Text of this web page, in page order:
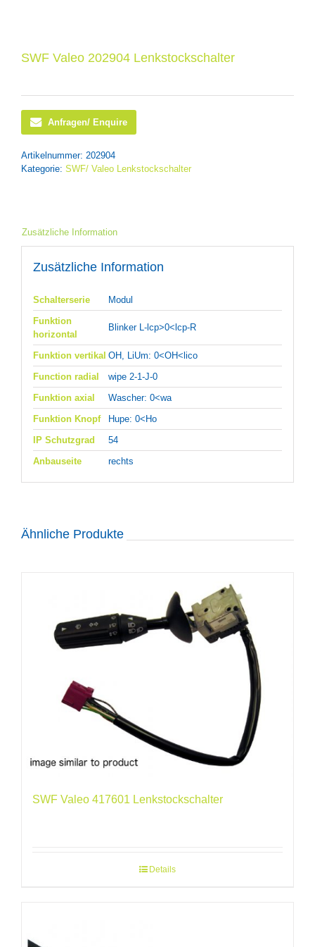
SWF Valeo 202904 Lenkstockschalter
Anfragen/ Enquire
Artikelnummer: 202904
Kategorie: SWF/ Valeo Lenkstockschalter
Zusätzliche Information
Zusätzliche Information
Schalterserie
Modul
Funktion
horizontal
Blinker L-lcp>0<lcp-R
Funktion vertikal OH, LiUm: 0<OH<lico
Function radial
wipe 2-1-J-0
Funktion axial
Wascher: 0<wa
Funktion Knopf
Hupe: 0<Ho
IP Schutzgrad
54
Anbauseite
rechts
Ähnliche Produkte
SWF Valeo 417601 Lenkstockschalter
Details